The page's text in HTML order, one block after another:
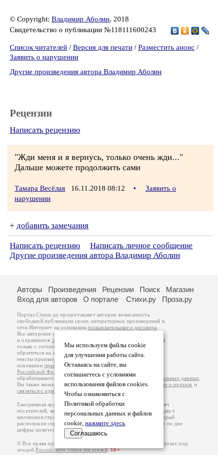
© Copyright: Владимир Аболин, 2018
Свидетельство о публикации №118111600243
Список читателей / Версия для печати / Разместить анонс /
Заявить о нарушении
Другие произведения автора Владимир Аболин
Рецензии
Написать рецензию
"Жди меня и я вернусь, только очень жди..."
Дальше можете продолжить сами
Тамара Весёлая 16.11.2018 08:12 •
Заявить о
нарушении
+ добавить замечания
Написать рецензию
Написать личное сообщение
Другие произведения автора Владимир Аболин
Мы используем файлы cookie
для улучшения работы сайта.
Оставаясь на сайте, вы
соглашаетесь с условиями
использования файлов cookies.
Чтобы ознакомиться с
Политикой обработки
персональных данных и файлов
cookie, нажмите здесь.
Соглашаюсь
Авторы Произведения Рецензии Поиск
Магазин
Вход для авторов
О портале Стихи.ру Проза.ру
Портал Стихи.ру предоставляет авторам возможность
свободной публикации своих литературных произведений в
сети Интернет на основаниипользовательского договора
Все авторские права на произведения принадлежат авторам
и охраняются законом
. Перепечатка произведений возможна
только с согласия его автора, к которому вы можете
обратиться на его авторской странице. Ответственность за
тексты произведений авторы несут самостоятельно на
основанииправил публикацииизаконодательства
Российской Федерации
обрабатываются на основанииПолитики обработки персональных данных
Вы также можете посмотреть более подробнуюинформацию о портале и
связаться с администрацией
Ежедневная аудитория портала Стихи.ру – порядка 200 тысяч
посетителей, которые в общей сумме просматривают более двух
миллионов страниц по данным счетчика посещаемости, который
расположен справа от этого текста. В каждой графе указано по две
цифры: количество просмотров и количество посетителей.
© Все права принадлежат авторам, 2000-2026. Портал работает под
эгидойРоссийского союза писателей.18+